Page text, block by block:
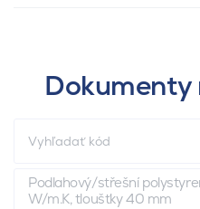
Podlahový/střešní
W/m.K, tloušťky 40 mm